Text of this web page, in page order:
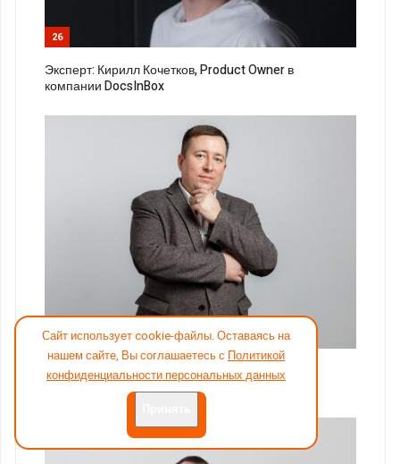
26
Эксперт: Кирилл Кочетков, Product Owner в
компании DocsInBox
27
Эксперт: Артём Коробков, руководитель по
направлению HoReCa в компании Askona
Сайт использует cookie-файлы. Оставаясь на
нашем сайте, Вы соглашаетесь с Политикой
конфиденциальности персональных данных